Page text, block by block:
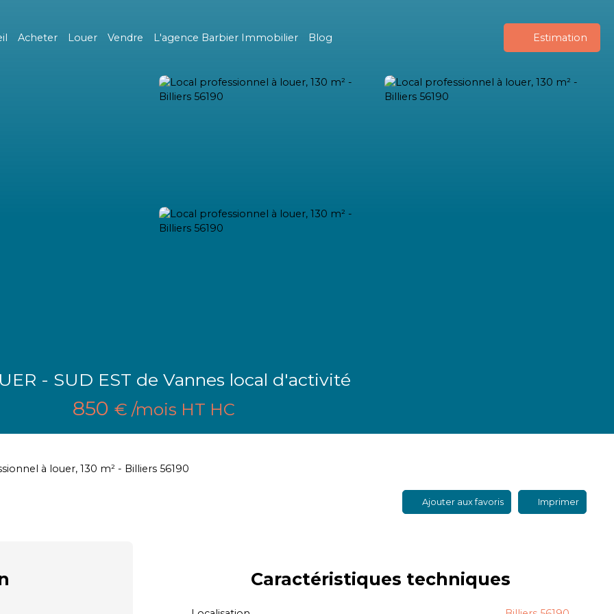
Acheter Louer Vendre L'agence Barbier Immobilier Blog Estimation
- SUD EST de Vannes local d'activité
850 € /mois HT HC
à louer, 130 m² - Billiers 56190
Ajouter aux favoris Imprimer
Caractéristiques techniques